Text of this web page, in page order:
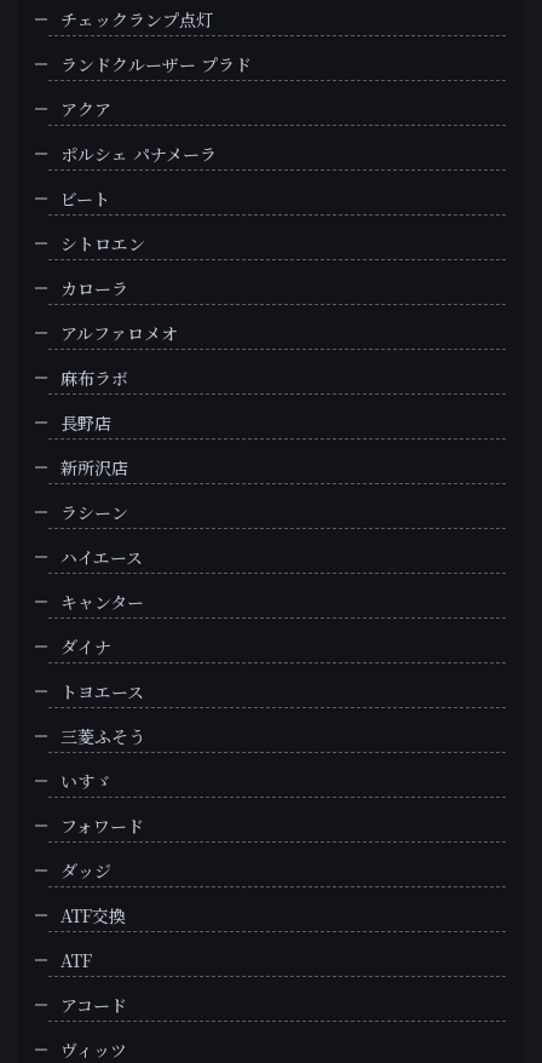
チェックランプ点灯
ランドクルーザー プラド
アクア
ポルシェ パナメーラ
ビート
シトロエン
カローラ
アルファロメオ
麻布ラボ
長野店
新所沢店
ラシーン
ハイエース
キャンター
ダイナ
トヨエース
三菱ふそう
いすゞ
フォワード
ダッジ
ATF交換
ATF
アコード
ヴィッツ